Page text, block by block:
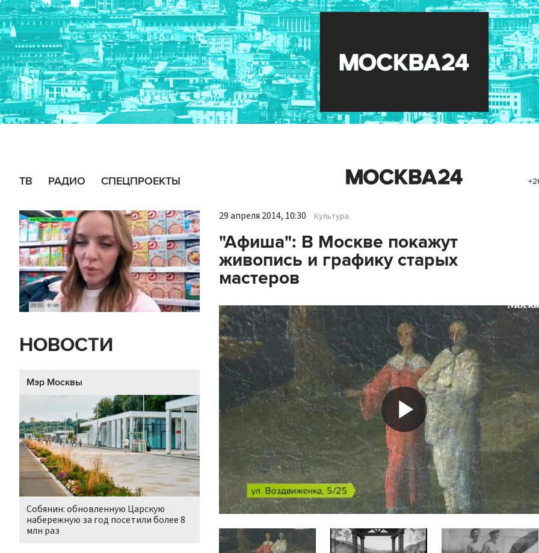
ТВ РАДИО СПЕЦПРОЕКТЫ
НОВОСТИ
Мэр Москвы
Собянин: обновленную Царскую
набережную за год посетили более 8
млн раз
29 апреля 2014, 10:30 Культура
"Афиша": В Москве покажут
живопись и графику старых
мастеров
Play
Video